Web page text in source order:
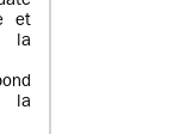
et
la
la